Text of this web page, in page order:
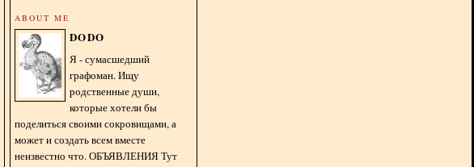
ABOUT ME
DODO
Я - сумасшедший
графоман. Ищу
родственные души,
которые хотели бы
поделиться своими сокровищами, а
может и создать всем вместе
неизвестно что. ОБЪЯВЛЕНИЯ Тут